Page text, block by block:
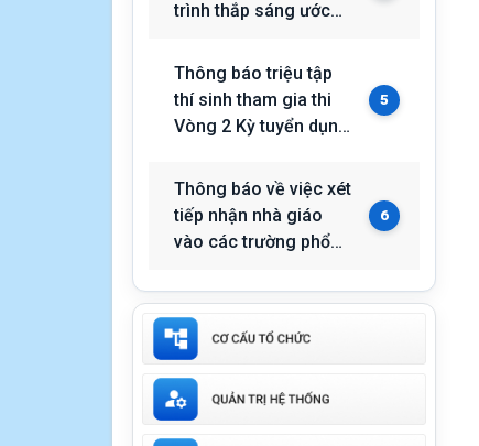
trình thắp sáng ước
xa
Thông báo triệu tập
thí sinh tham gia thi
Vòng 2 Kỳ tuyển dụng
đơn vị sự nghiệp
công lập trực thuộc
Sở Giáo dục và Đào
5
Thông báo về việc xét
tiếp nhận nhà giáo
vào các trường phổ
và trung học cơ sở tại
các xã biên giới đất
liền trên địa bàn
thành phố Đà Nẵng
năm 2026
6